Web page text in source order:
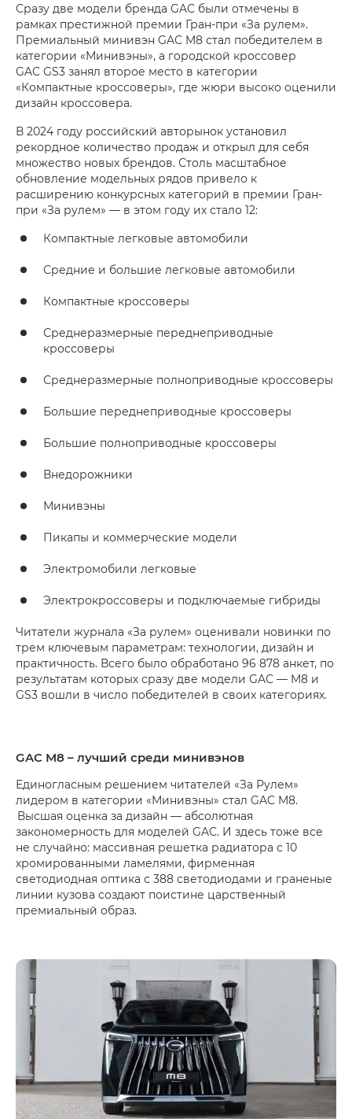
Сразу две модели бренда GAC были отмечены в
рамках престижной премии Гран-при «За рулем».
Премиальный минивэн GAC M8 стал победителем в
категории «Минивэны», а городской кроссовер
GAC GS3 занял второе место в категории
«Компактные кроссоверы», где жюри высоко оценили
дизайн кроссовера.
В 2024 году российский авторынок установил
рекордное количество продаж и открыл для себя
множество новых брендов. Столь масштабное
обновление модельных рядов привело к
расширению конкурсных категорий в премии Гран-
при «За рулем» — в этом году их стало 12:
Компактные легковые автомобили
Средние и большие легковые автомобили
Компактные кроссоверы
Среднеразмерные переднеприводные
кроссоверы
Среднеразмерные полноприводные кроссоверы
Большие переднеприводные кроссоверы
Большие полноприводные кроссоверы
Внедорожники
Минивэны
Пикапы и коммерческие модели
Электромобили легковые
Электрокроссоверы и подключаемые гибриды
Читатели журнала «За рулем» оценивали новинки по
трем ключевым параметрам: технологии, дизайн и
практичность. Всего было обработано 96 878 анкет, по
результатам которых сразу две модели GAC — M8 и
GS3 вошли в число победителей в своих категориях.
GAC M8 – лучший среди минивэнов
Единогласным решением читателей «За Рулем»
лидером в категории «Минивэны» стал GAC M8.
Высшая оценка за дизайн — абсолютная
закономерность для моделей GAC. И здесь тоже все
не случайно: массивная решетка радиатора с 10
хромированными ламелями, фирменная
светодиодная оптика с 388 светодиодами и граненые
линии кузова создают поистине царственный
премиальный образ.